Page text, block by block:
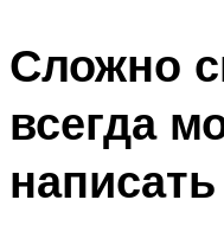
Сложно
всегда
написать